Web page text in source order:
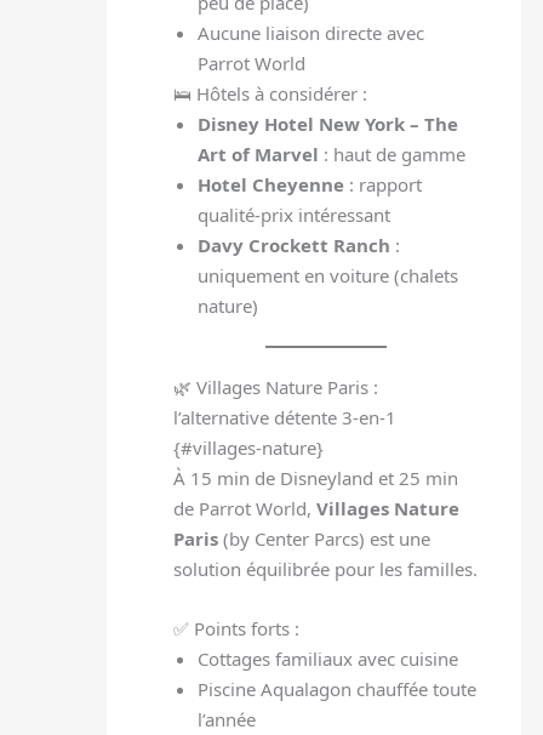
Aucune liaison directe avec
Parrot World
🛌 Hôtels à considérer :
Disney Hotel New York – The
Art of Marvel : haut de gamme
Hotel Cheyenne : rapport
qualité-prix intéressant
Davy Crockett Ranch :
uniquement en voiture (chalets
nature)
🌿 Villages Nature Paris :
l’alternative détente 3-en-1
{#villages-nature}
À 15 min de Disneyland et 25 min
de Parrot World,Villages Nature
Paris (by Center Parcs) est une
solution équilibrée pour les familles.
✅ Points forts :
Cottages familiaux avec cuisine
Piscine Aqualagon chauffée toute
l’année